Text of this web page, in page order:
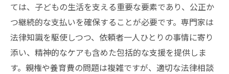
ては、子どもの生活を支える重要な要素であり、公正か
つ継続的な支払いを確保することが必要です。専門家は
法律知識を駆使しつつ、依頼者一人ひとりの事情に寄り
添い、精神的なケアも含めた包括的な支援を提供しま
す。親権や養育費の問題は複雑ですが、適切な法律相談